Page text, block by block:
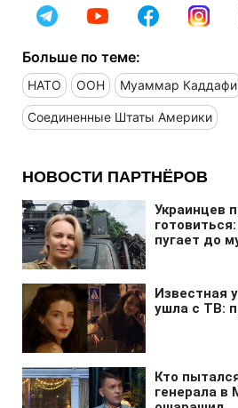
Больше по теме:
НАТО ООН Муаммар Каддафи
Соединенные Штаты Америки